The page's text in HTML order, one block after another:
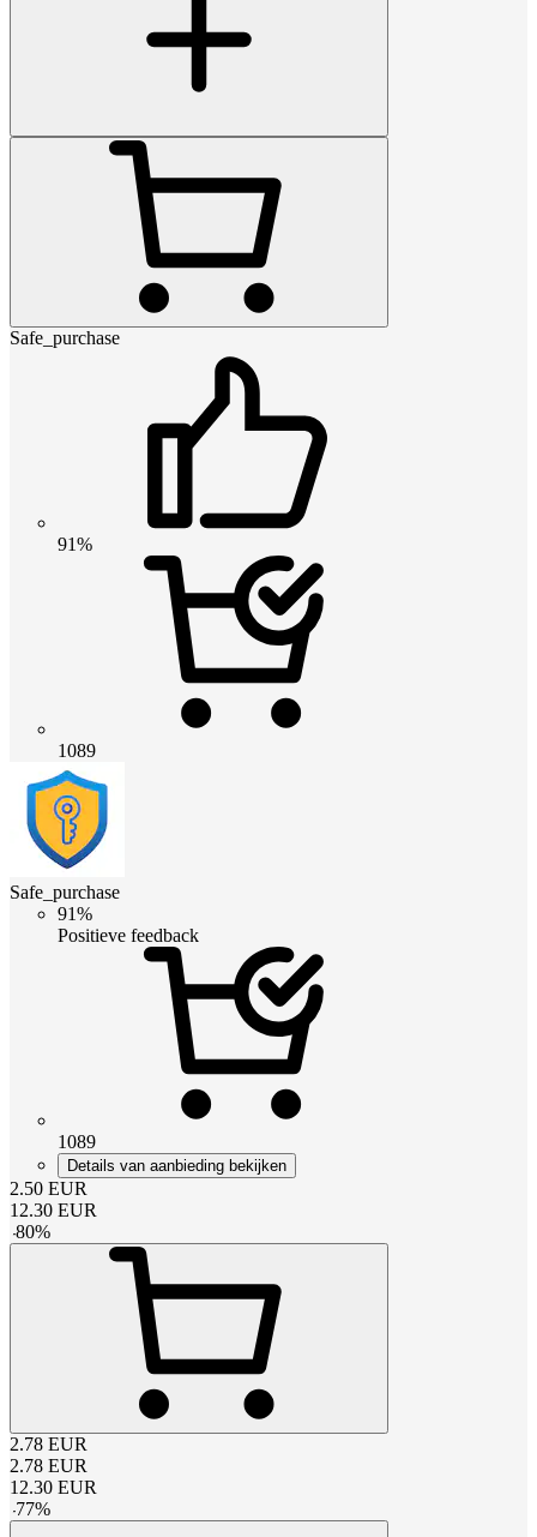
Safe_purchase
91%
1089
Safe_purchase
91%
Positieve feedback
1089
Details van aanbieding bekijken
2.50 EUR
12.30 EUR
-80%
2.78 EUR
2.78 EUR
12.30 EUR
-77%